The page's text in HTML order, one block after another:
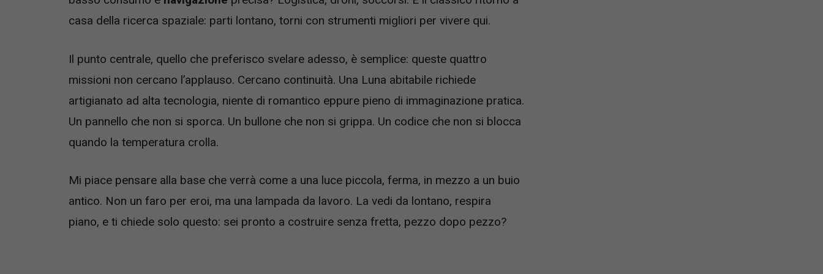
casa della ricerca spaziale: parti lontano, torni con strumenti migliori per vivere qui.
Il punto centrale, quello che preferisco svelare adesso, è semplice: queste quattro
missioni non cercano l’applauso. Cercano continuità. Una Luna abitabile richiede
artigianato ad alta tecnologia, niente di romantico eppure pieno di immaginazione pratica.
Un pannello che non si sporca. Un bullone che non si grippa. Un codice che non si blocca
quando la temperatura crolla.
Mi piace pensare alla base che verrà come a una luce piccola, ferma, in mezzo a un buio
antico. Non un faro per eroi, ma una lampada da lavoro. La vedi da lontano, respira
piano, e ti chiede solo questo: sei pronto a costruire senza fretta, pezzo dopo pezzo?